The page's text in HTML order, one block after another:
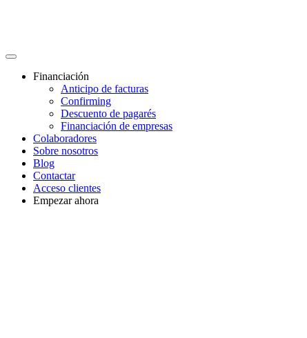
Financiación
Anticipo de facturas
Confirming
Descuento de pagarés
Financiación de empresas
Colaboradores
Sobre nosotros
Blog
Contactar
Acceso clientes
Empezar ahora